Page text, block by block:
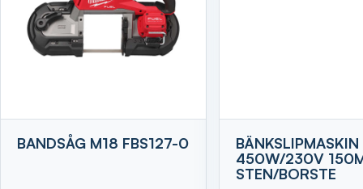
BANDSÅG M18 FBS127-0
BÄNKSLIPMASKIN
450W/230V
STEN/BORSTE